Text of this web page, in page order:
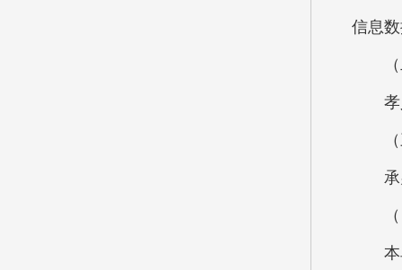
信息
（
孝义
（三
承办
（四
本单